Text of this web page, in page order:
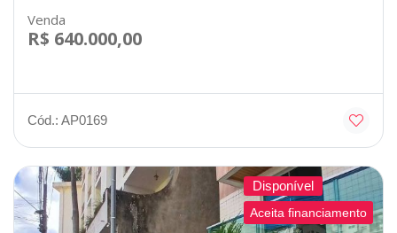
Venda
R$ 640.000,00
Cód.: AP0169
Disponível
Aceita financiamento